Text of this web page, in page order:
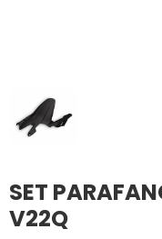
SET
V22Q